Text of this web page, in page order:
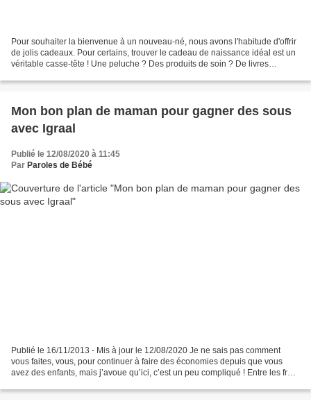
Pour souhaiter la bienvenue à un nouveau-né, nous avons l'habitude d'offrir
de jolis cadeaux. Pour certains, trouver le cadeau de naissance idéal est un
véritable casse-tête ! Une peluche ? Des produits de soin ? De livres
Mon bon plan de maman pour gagner des sous
avec Igraal
Publié le 12/08/2020 à 11:45
Par Paroles de Bébé
Publié le 16/11/2013 - Mis à jour le 12/08/2020 Je ne sais pas comment
vous faites, vous, pour continuer à faire des économies depuis que vous
avez des enfants, mais j’avoue qu’ici, c’est un peu compliqué ! Entre les frais